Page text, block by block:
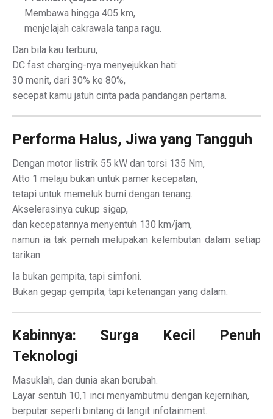
Membawa hingga 405 km,
menjelajah cakrawala tanpa ragu.
Dan bila kau terburu,
DC fast charging-nya menyejukkan hati:
30 menit, dari 30% ke 80%,
secepat kamu jatuh cinta pada pandangan pertama.
Performa Halus, Jiwa yang Tangguh
Dengan motor listrik 55 kW dan torsi 135 Nm,
Atto 1 melaju bukan untuk pamer kecepatan,
tetapi untuk memeluk bumi dengan tenang.
Akselerasinya cukup sigap,
dan kecepatannya menyentuh 130 km/jam,
namun ia tak pernah melupakan kelembutan dalam setiap
tarikan.
Ia bukan gempita, tapi simfoni.
Bukan gegap gempita, tapi ketenangan yang dalam.
Kabinnya: Surga Kecil Penuh
Teknologi
Masuklah, dan dunia akan berubah.
Layar sentuh 10,1 inci menyambutmu dengan kejernihan,
berputar seperti bintang di langit infotainment.